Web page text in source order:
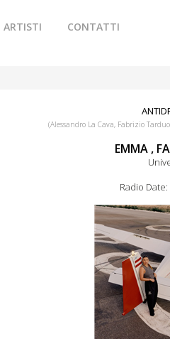
ARTISTI CONTATTI
(Alessandro La Cava, Fabrizio
EMMA ,
Radio